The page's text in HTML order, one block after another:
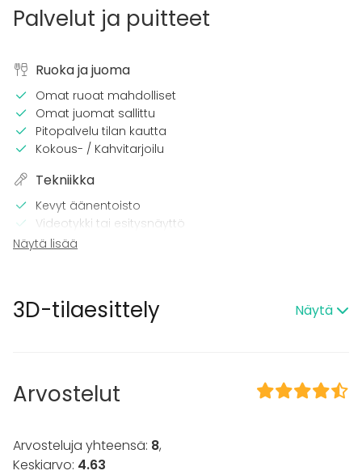
Palvelut ja puitteet
Ruoka ja juoma
Omat ruoat mahdolliset
Omat juomat sallittu
Pitopalvelu tilan kautta
Kokous- / Kahvitarjoilu
Tekniikka
Kevyt äänentoisto
Videotykki tai esitysnäyttö
Wi-Fi
Tilaan kuuluu
Kalusto
Fläppi- / Valkotaulu
Pyyhkeet
Näytä lisää
3D-tilaesittely Näytä
Arvostelut
Arvosteluja yhteensä: 8,
Keskiarvo: 4.63